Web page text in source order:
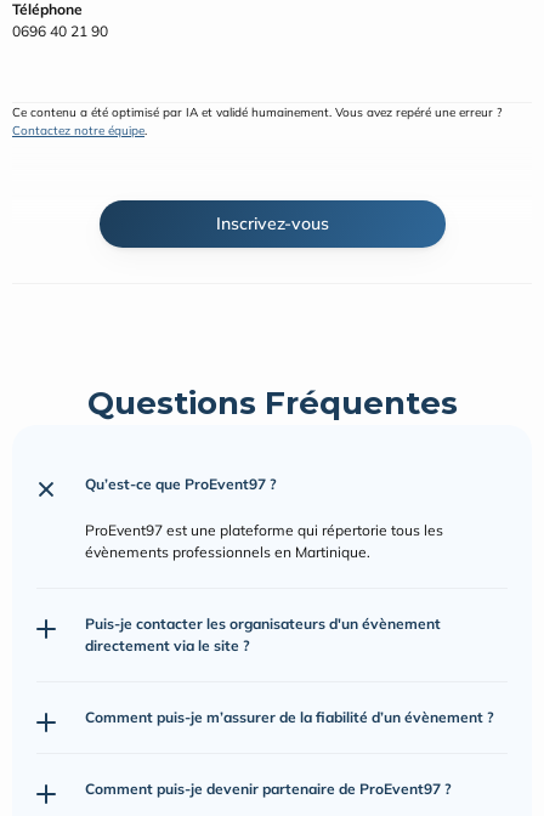
Inscrivez-vous
Téléphone
Contactez notre équipe.
Questions Fréquentes
Qu’est-ce que ProEvent97 ?
ProEvent97 est une plateforme qui répertorie tous les
évènements professionnels en Martinique.
Puis-je contacter les organisateurs d'un évènement
directement via le site ?
Comment puis-je m’assurer de la fiabilité d’un évènement ?
Comment puis-je devenir partenaire de ProEvent97 ?